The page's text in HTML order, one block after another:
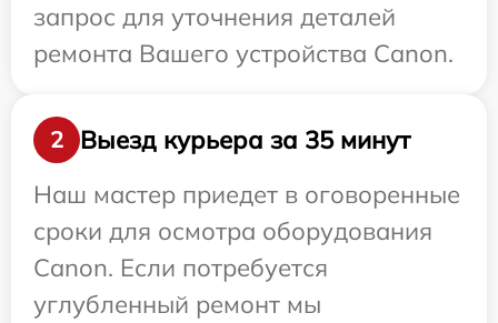
запрос для уточнения деталей
ремонта Вашего устройства Canon.
2
Выезд курьера за 35 минут
Наш мастер приедет в оговоренные
сроки для осмотра оборудования
Canon. Если потребуется
углубленный ремонт мы